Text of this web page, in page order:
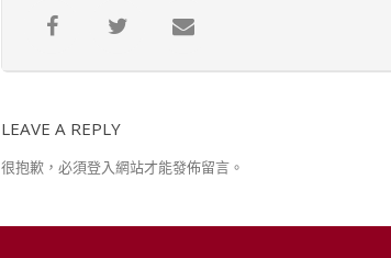
LEAVE A REPLY
很抱歉，必須登入網站才能發佈留言。